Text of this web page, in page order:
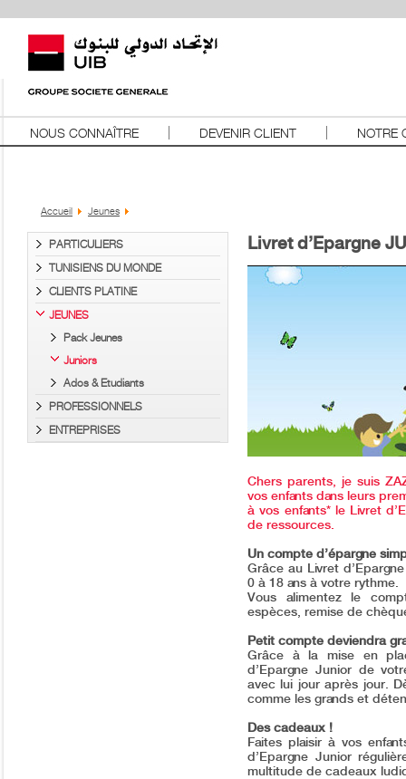
NOUS CONNAÎTRE DEVENIR CLIENT NOTRE
Accueil Jeunes
PARTICULIERS
TUNISIENS DU MONDE
CLIENTS PLATINE
JEUNES
Pack Jeunes
Juniors
Ados & Etudiants
PROFESSIONNELS
ENTREPRISES
Livret d’Epargne
Chers parents, je suis
vos enfants dans leurs
à vos enfants* le Livret
de ressources.
Un compte d’épargne
Grâce au Livret
0 à 18 ans à votre rythme.
Vous alimentez le
espèces, remise de
Petit compte deviendra
Grâce à la mise en
d’Epargne Junior de
avec lui jour après jour.
comme les grands et
Des cadeaux !
Faites plaisir à vos
d’Epargne Junior
multitude de cadeaux